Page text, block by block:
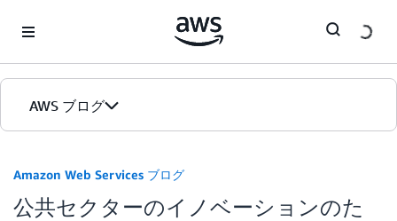
AWS ブログ
カテゴリ
Amazon Web Services ブログ
公共セクターのイノベーションのた